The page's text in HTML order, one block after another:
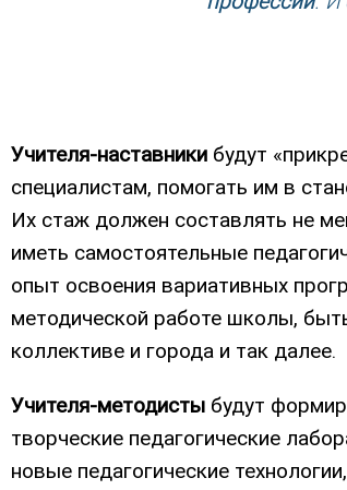
Учителя-наставники будут
специалистам, помогать им в
Их стаж должен составлять не
иметь самостоятельные
опыт освоения вариативных
методической работе школы,
коллективе и города и так далее.
Учителя-методисты будут
творческие педагогические
новые педагогические